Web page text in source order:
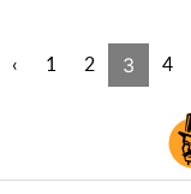
‹ 1 2 3 4